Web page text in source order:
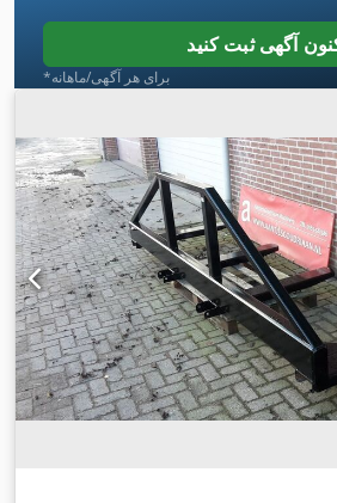
آگهی ثبت کنید
*برای هر آگهی/ماهانه